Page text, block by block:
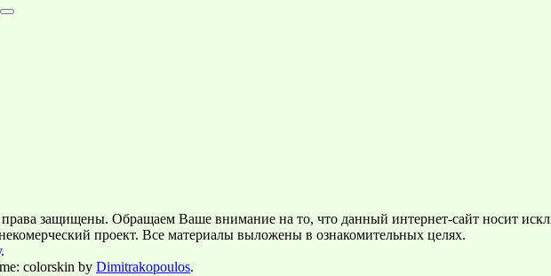
права защищены. Обращаем Ваше внимание на то, что данный интернет-сайт носит
проект. Все материалы выложены в ознакомительных целях.
.
colorskin by Dimitrakopoulos.